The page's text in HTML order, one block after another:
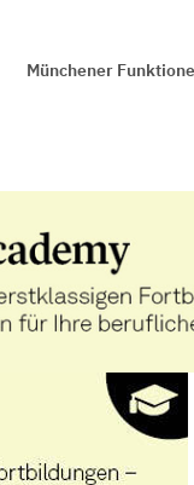
Münchener